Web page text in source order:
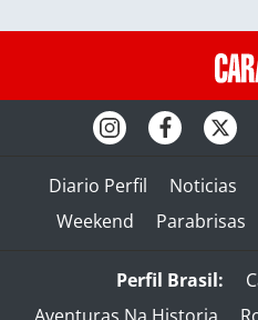
Diario Perfil Noticias
Weekend
Parabrisas
Perfil Brasil: